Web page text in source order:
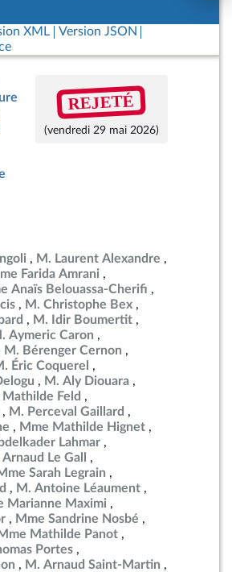
XML
Version JSON
REJETÉ
(vendredi 29 mai 2026)
M. Laurent Alexandre
Farida Amrani
Anaïs Belouassa-Cherifi
M. Christophe Bex
M. Idir Boumertit
Aymeric Caron
M. Bérenger Cernon
Éric Coquerel
M. Aly Diouara
Mathilde Feld
M. Perceval Gaillard
Mme Mathilde Hignet
Lahmar
Arnaud Le Gall
Sarah Legrain
M. Antoine Léaument
Marianne Maximi
Mme Sandrine Nosbé
Mme Mathilde Panot
Portes
M. Arnaud Saint-Martin